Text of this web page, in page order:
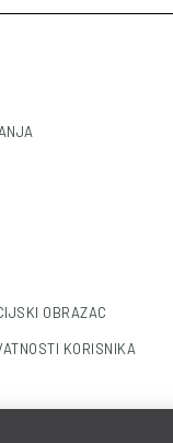
OBRAZAC
KORISNIKA